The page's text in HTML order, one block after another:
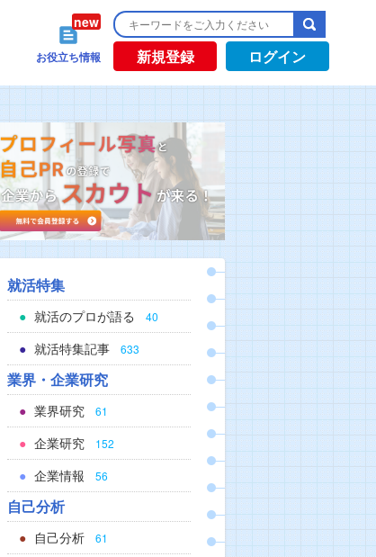
お役立ち情報 新規登録 ログイン
就活特集
就活のプロが語る 40
就活特集記事 633
業界・企業研究
業界研究 61
企業研究 152
企業情報 56
自己分析
自己分析 61